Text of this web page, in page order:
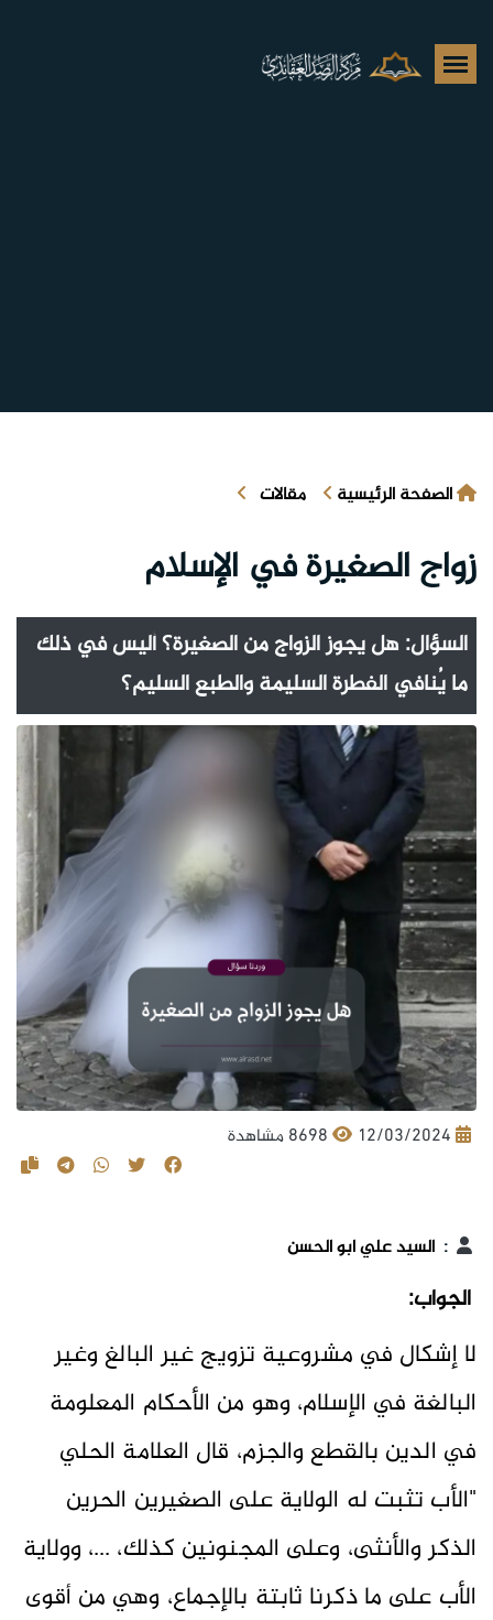
الصفحة الرئيسية مقالات
زواج الصغيرة في الإسلام
السؤال: هل يجوز الزواج من الصغيرة؟ أليس في ذلك
ما يُنافي الفطرة السليمة والطبع السليم؟
12/03/2024 8698 مشاهدة
: السيد علي ابو الحسن
الجواب:
لا إشكال في مشروعية تزويج غير البالغ وغير
البالغة في الإسلام، وهو من الأحكام المعلومة
في الدين بالقطع والجزم، قال العلامة الحلي
"الأب تثبت له الولاية على الصغيرين الحرين
الذكر والأنثى، وعلى المجنونين كذلك، ...، وولاية
الأب على ما ذكرنا ثابتة بالإجماع، وهي من أقوى